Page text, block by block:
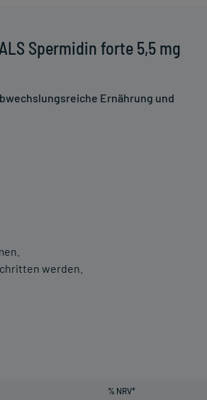
Spermidin forte 5,5 mg
Ernährung und
werden.
% NRV*